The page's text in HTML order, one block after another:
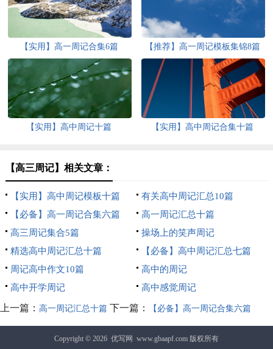
【实用】高一周记合集6篇 【推荐】高一周记模板集锦8篇
【实用】高中周记十篇 【实用】高中周记合集十篇
【高三周记】相关文章：
【实用】高中周记模板十篇
有关高中周记汇总10篇
【必备】高一周记合集六篇
高一周记汇总十篇
高三周记集合5篇
操场上的笑声周记
精选高中周记汇总十篇
【必备】高中周记汇总七篇
周记高中作文10篇
高中的周记
高中开学周记
高中感觉周记
上一篇： 高一周记汇总十篇 下一篇： 【必备】高一周记合集六篇
Copyright © 2026 优写网 www.gbaapf.com 版权所有